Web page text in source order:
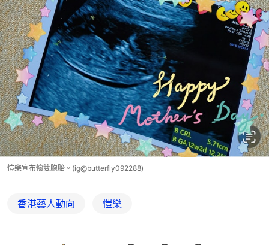
愷樂宣布懷雙胞胎。(ig@butterfly092288)
香港藝人動向 愷樂